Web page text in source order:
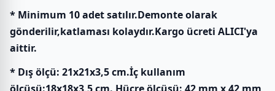
* Minimum 10 adet satılır.Demonte olarak
gönderilir,katlaması kolaydır.Kargo ücreti ALICI'ya
aittir.
* Dış ölçü: 21x21x3,5 cm.İç kullanım